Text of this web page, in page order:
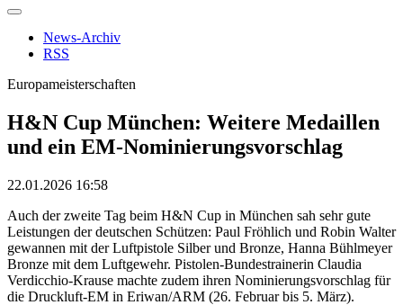
News-Archiv
RSS
Europameisterschaften
H&N Cup München: Weitere Medaillen
und ein EM-Nominierungsvorschlag
22.01.2026 16:58
Auch der zweite Tag beim H&N Cup in München sah sehr gute
Leistungen der deutschen Schützen: Paul Fröhlich und Robin Walter
gewannen mit der Luftpistole Silber und Bronze, Hanna Bühlmeyer
Bronze mit dem Luftgewehr. Pistolen-Bundestrainerin Claudia
Verdicchio-Krause machte zudem ihren Nominierungsvorschlag für
die Druckluft-EM in Eriwan/ARM (26. Februar bis 5. März).